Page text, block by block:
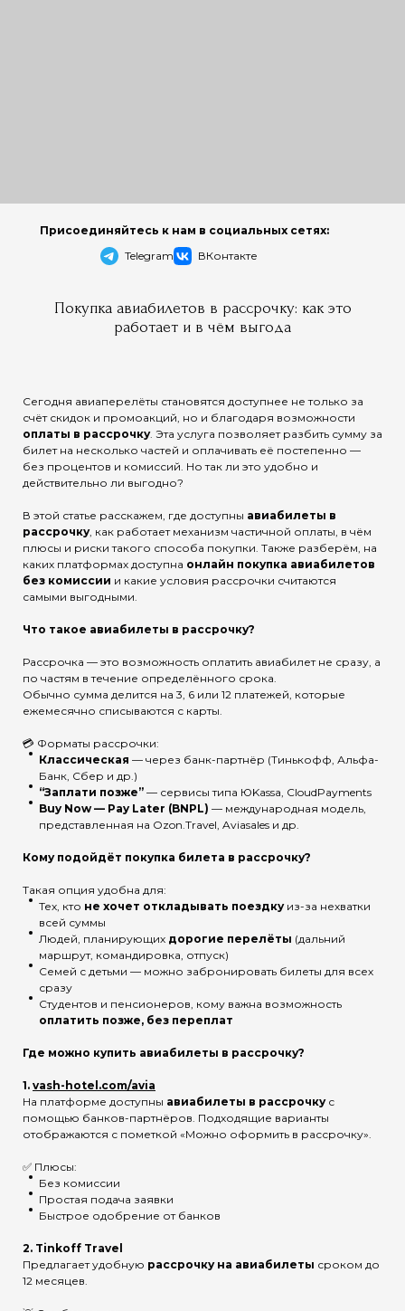
Покупка авиабилетов в рассрочку: как это
работает и в чём выгода
Сегодня авиаперелёты становятся доступнее не только за
счёт скидок и промоакций, но и благодаря возможности
оплаты в рассрочку. Эта услуга позволяет разбить сумму за
билет на несколько частей и оплачивать её постепенно —
без процентов и комиссий. Но так ли это удобно и
действительно ли выгодно?
В этой статье расскажем, где доступны авиабилеты в
рассрочку, как работает механизм частичной оплаты, в чём
плюсы и риски такого способа покупки. Также разберём, на
каких платформах доступна онлайн покупка авиабилетов
без комиссии и какие условия рассрочки считаются
самыми выгодными.
Что такое авиабилеты в рассрочку?
Рассрочка — это возможность оплатить авиабилет не сразу, а
по частям в течение определённого срока.
Обычно сумма делится на 3, 6 или 12 платежей, которые
ежемесячно списываются с карты.
💳 Форматы рассрочки:
Классическая — через банк-партнёр (Тинькофф, Альфа-
Банк, Сбер и др.)
“Заплати позже” — сервисы типа ЮKassa, CloudPayments
Buy Now — Pay Later (BNPL) — международная модель,
представленная на Ozon.Travel, Aviasales и др.
Кому подойдёт покупка билета в рассрочку?
Такая опция удобна для:
Тех, кто не хочет откладывать поездкуиз-за нехватки
всей суммы
Людей, планирующих дорогие перелёты (дальний
маршрут, командировка, отпуск)
Семей с детьми — можно забронировать билеты для всех
сразу
Студентов и пенсионеров, кому важна возможность
оплатить позже, без переплат
Где можно купить авиабилеты в рассрочку?
1. vash-hotel.com/avia
На платформе доступны авиабилеты в рассрочкус
помощью банков-партнёров. Подходящие варианты
отображаются с пометкой «Можно оформить в рассрочку».
✅ Плюсы:
Без комиссии
Простая подача заявки
Быстрое одобрение от банков
2. Tinkoff Travel
Предлагает удобную рассрочку на авиабилеты сроком до
12 месяцев.
Telegram ВКонтакте
Присоединяйтесь к нам в социальных сетях: